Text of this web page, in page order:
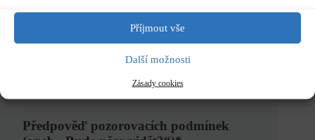
Příjmout vše
Další možnosti
Zásady cookies
Pozorování noční oblohy se koná pouze za příznivého počasí.
V případě zatažené oblohy/deště je pozorování zrušeno.
Jak probíhají pozorování noční oblohy a na co dát pozor?
Odpovědi na nejčastější otázky najdete zde…
Předpověď pozorovacích podmínek